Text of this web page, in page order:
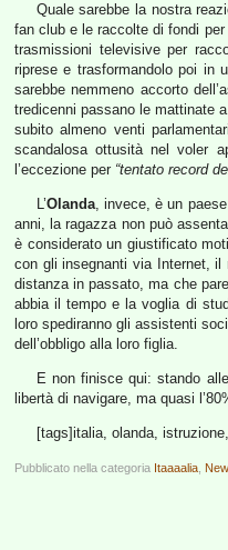
Quale sarebbe la nostra
fan club e le raccolte di fondi
trasmissioni televisive per
riprese e trasformandolo poi in
sarebbe nemmeno accorto
tredicenni passano le mattinate
subito almeno venti
scandalosa ottusità nel voler
l’eccezione per “tentato record
L’Olanda, invece, è un
anni, la ragazza non può
è considerato un giustificato
con gli insegnanti via Internet,
distanza in passato, ma che
abbia il tempo e la voglia di
loro spediranno gli assistenti
dell’obbligo alla loro figlia.
E non finisce qui: stando
libertà di navigare, ma quasi
[tags]italia, olanda,
Pubblicato nella categoria Itaaaalia